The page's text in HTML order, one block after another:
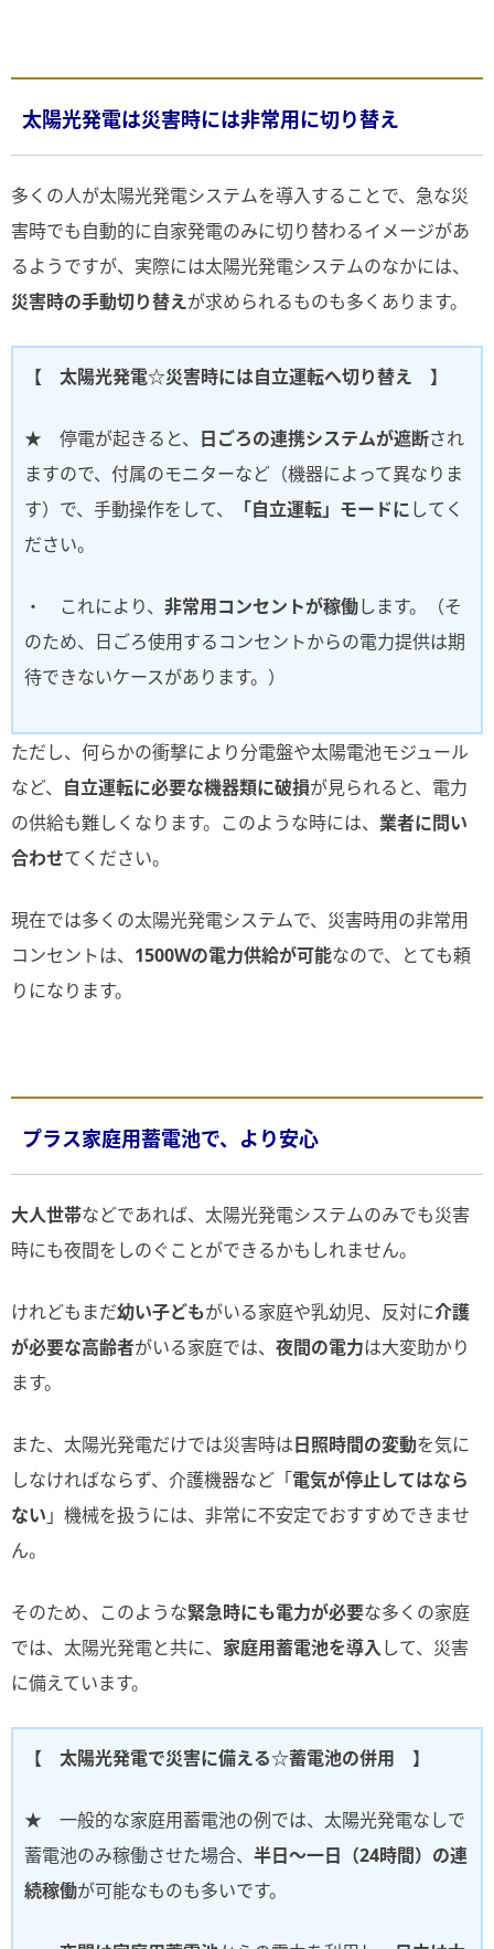
太陽光発電は災害時には非常用に切り替え
多くの人が太陽光発電システムを導入することで、急な災
害時でも自動的に自家発電のみに切り替わるイメージがあ
るようですが、実際には太陽光発電システムのなかには、
災害時の手動切り替えが求められるものも多くあります。
【 太陽光発電☆災害時には自立運転へ切り替え 】
★ 停電が起きると、 日ごろの連携システムが遮断され
ますので、付属のモニターなど（機器によって異なりま
す）で、手動操作をして、
「自立運転」モードにしてく
ださい。
・ これにより、 非常用コンセントが稼働します。（そ
のため、日ごろ使用するコンセントからの電力提供は期
待できないケースがあります。）
ただし、何らかの衝撃により分電盤や太陽電池モジュール
など、 自立運転に必要な機器類に破損が見られると、電力
の供給も難しくなります。このような時には、 業者に問い
合わせてください。
現在では多くの太陽光発電システムで、災害時用の非常用
コンセントは、 1500Wの電力供給が可能なので、とても頼
りになります。
プラス家庭用蓄電池で、より安心
大人世帯などであれば、太陽光発電システムのみでも災害
時にも夜間をしのぐことができるかもしれません。
けれどもまだ幼い子どもがいる家庭や乳幼児、反対に介護
が必要な高齢者がいる家庭では、 夜間の電力は大変助かり
ます。
また、太陽光発電だけでは災害時は日照時間の変動を気に
しなければならず、介護機器など「電気が停止してはなら
ない 」機械を扱うには、非常に不安定でおすすめできませ
ん。
そのため、このような緊急時にも電力が必要な多くの家庭
では、太陽光発電と共に、 家庭用蓄電池を導入して、災害
に備えています。
【 太陽光発電で災害に備える☆蓄電池の併用 】
★ 一般的な家庭用蓄電池の例では、太陽光発電なしで
蓄電池のみ稼働させた場合、 半日～一日（24時間）の連
続稼働が可能なものも多いです。